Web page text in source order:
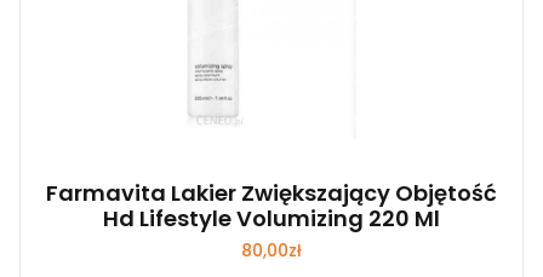
Farmavita Lakier Zwiększający Objętość
Hd Lifestyle Volumizing 220 Ml
80,00zł